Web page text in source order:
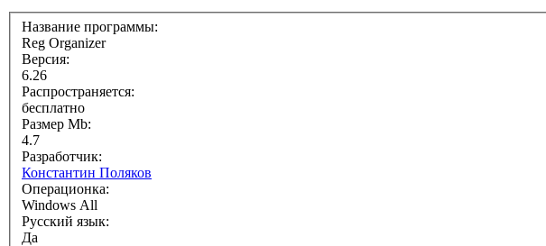
Название программы:
Reg Organizer
Версия:
6.26
Распространяется:
бесплатно
Размер Mb:
4.7
Разработчик:
Константин Поляков
Операционка:
Windows All
Русский язык:
Да